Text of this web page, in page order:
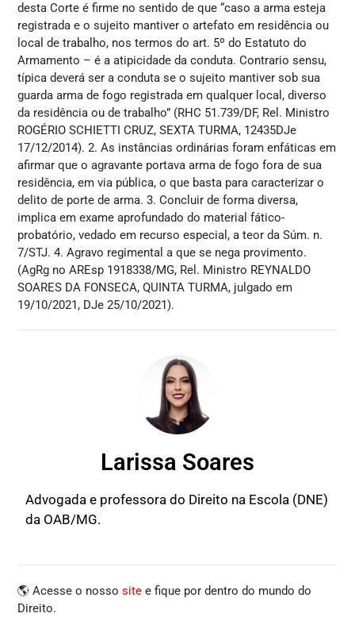
desta Corte é firme no sentido de que “caso a arma esteja
registrada e o sujeito mantiver o artefato em residência ou
local de trabalho, nos termos do art. 5º do Estatuto do
Armamento – é a atipicidade da conduta. Contrario sensu,
típica deverá ser a conduta se o sujeito mantiver sob sua
guarda arma de fogo registrada em qualquer local, diverso
da residência ou de trabalho” (RHC 51.739/DF, Rel. Ministro
ROGÉRIO SCHIETTI CRUZ, SEXTA TURMA, 12435DJe
17/12/2014). 2. As instâncias ordinárias foram enfáticas em
afirmar que o agravante portava arma de fogo fora de sua
residência, em via pública, o que basta para caracterizar o
delito de porte de arma. 3. Concluir de forma diversa,
implica em exame aprofundado do material fático-
probatório, vedado em recurso especial, a teor da Súm. n.
7/STJ. 4. Agravo regimental a que se nega provimento.
(AgRg no AREsp 1918338/MG, Rel. Ministro REYNALDO
SOARES DA FONSECA, QUINTA TURMA, julgado em
19/10/2021, DJe 25/10/2021).
Larissa Soares
Advogada e professora do Direito na Escola (DNE)
da OAB/MG.
🌎 Acesse o nossosite e fique por dentro do mundo do
Direito.